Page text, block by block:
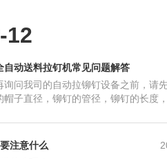
12
自动送料拉钉机常见问题解答
询问我司的自动拉铆钉设备之前，请
帽子直径，铆钉的管径，铆钉的长度
的东西，那就选择
钉？
什么呢？